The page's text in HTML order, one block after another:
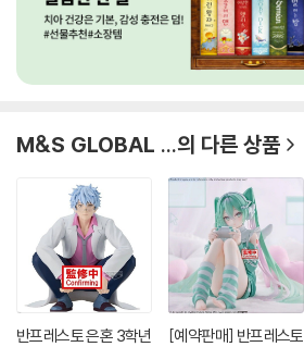
M&S GLOBAL ...의 다른 상품
반프레스토 은혼 3학년
[예약판매] 반프레스토